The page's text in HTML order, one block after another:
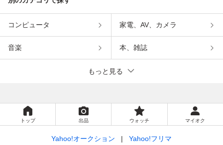
コンピュータ 家電、AV、カメラ
音楽 本、雑誌
もっと見る
トップ 出品 ウォッチ マイオク
Yahoo!オークション Yahoo!フリマ